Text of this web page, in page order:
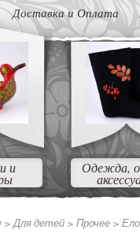
Доставка и Оплата
и Одежда,
>Для детей > Прочее >